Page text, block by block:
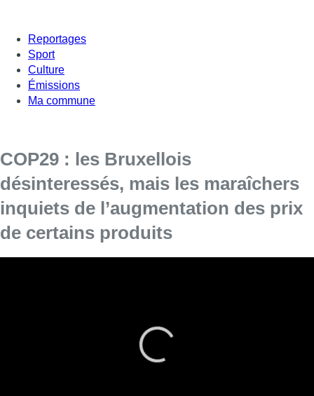
Reportages
Sport
Culture
Émissions
Ma commune
COP29 : les Bruxellois
désinteressés, mais les maraîchers
inquiets de l’augmentation des prix
de certains produits
“Pas tellement”, “Je n’ai pas vraiment suivi ça”, “Non pas du
répondent en coeur ces Bruxellois. Si la COP29
n’intéresse pas, les enjeux climatiques inquiètent, notamment